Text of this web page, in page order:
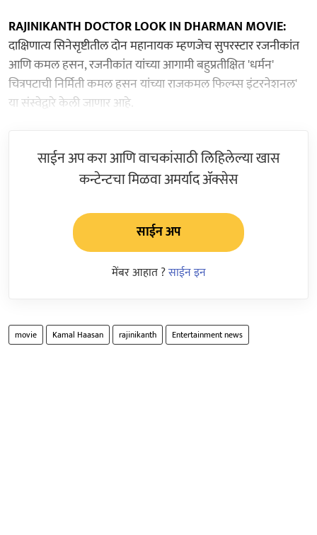
RAJINIKANTH DOCTOR LOOK IN DHARMAN MOVIE:
दाक्षिणात्य सिनेसृष्टीतील दोन महानायक म्हणजेच सुपरस्टार रजनीकांत
आणि कमल हसन, रजनीकांत यांच्या आगामी बहुप्रतीक्षित 'धर्मन'
चित्रपटाची निर्मिती कमल हसन यांच्या राजकमल फिल्म्स इंटरनेशनल'
या संस्वेद्वारे केली जाणार आहे.
साईन अप करा आणि वाचकांसाठी लिहिलेल्या खास
कन्टेन्टचा मिळवा अमर्याद ॲक्सेस
साईन अप
मेंबर आहात ?साईन इन
movie Kamal Haasan rajinikanth Entertainment news